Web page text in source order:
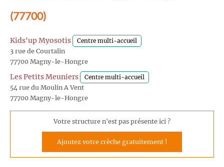
(77700)
Kids'up Myosotis Centre multi-accueil
3 rue de Courtalin
77700 Magny-le-Hongre
Les Petits Meuniers Centre multi-accueil
54 rue du Moulin A Vent
77700 Magny-le-Hongre
Votre structure n'est pas présente ici ?
Ajoutez votre crèche gratuitement !